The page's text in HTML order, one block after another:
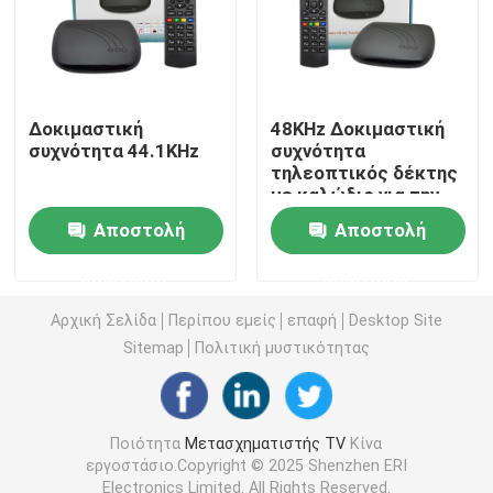
Μετασχηματιστής καλωδίων
Mpeg4 μετασχηματιστής
Δέκτης DVB C
Set Top Box HD HEVC
Αποκωδικοποιητής DVB C
Δοκιμαστική
συχνότητα 44.1KHz
Αποστολή
48KHz Δοκιμαστική
συχνότητα
τηλεοπτικός δέκτης
με καλώδιο για την
έκδοση ορισμού
Αποστολή
Αρχική Σελίδα Περίπου εμείς επαφή
Desktop Site
Sitemap
Πολιτική μυστικότητας
Ποιότητα Μετασχηματιστής TV Κίνα
εργοστάσιο.Copyright © 2025 Shenzhen ERI
Electronics Limited. All Rights Reserved.